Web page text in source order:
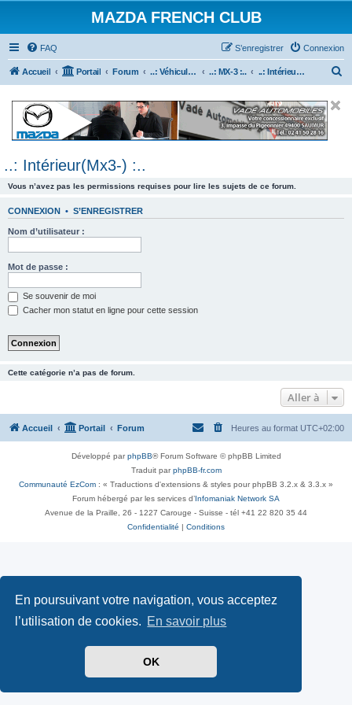
En poursuivant votre navigation, vous acceptez
l’utilisation de cookies. En savoir plus
OK
MAZDA FRENCH CLUB
FAQ Connexion
S’enregistrer
Accueil Portail Forum ..: Véhicules Mazda ancien (<2003) :.. ..: MX-3 :.. ..: Intérieur(Mx3-) :..
e
..: Intérieur(Mx3-) :..
Vous n’avez pas les permissions requises pour lire les sujets de ce forum.
CONNEXION • S’ENREGISTRER
Nom d’utilisateur :
Mot de passe :
Se souvenir de moi
Cacher mon statut en ligne pour cette session
Cette catégorie n’a pas de forum.
Aller à
Accueil Portail Forum Heures au format UTC+02:00
Développé parphpBB® Forum Software © phpBB Limited
Traduit parphpBB-fr.com
Communauté EzCom : « Traductions d'extensions & styles pour phpBB 3.2.x & 3.3.x »
Forum hébergé par les services d’ Infomaniak Network SA
Avenue de la Praille, 26 - 1227 Carouge - Suisse - tél +41 22 820 35 44
Confidentialité
Conditions